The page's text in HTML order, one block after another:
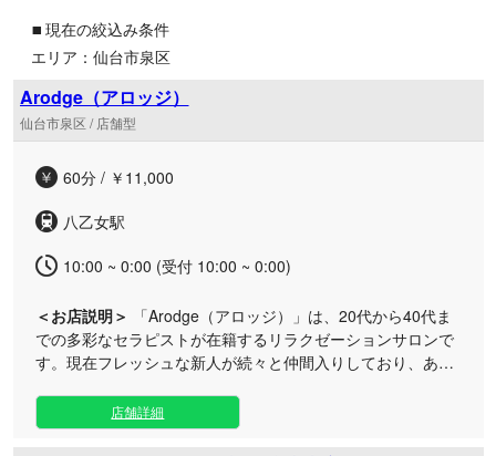
▪ 現在の絞込み条件
エリア：仙台市泉区
Arodge（アロッジ）
仙台市泉区 / 店舗型
60分 / ￥11,000
八乙女駅
10:00 ~ 0:00 (受付 10:00 ~ 0:00)
＜お店説明＞
「Arodge（アロッジ）」は、20代から40代ま
での多彩なセラピストが在籍するリラクゼーションサロンで
す。現在フレッシュな新人が続々と仲間入りしており、あな
未経験のフレッシュなスタッフから確かな技術を持つ経験者
まで、それぞれの個性を活かしてお客様をおもてなしいたし
店舗詳細